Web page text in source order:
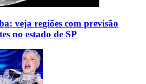
veja regiões com previsão
no estado de SP